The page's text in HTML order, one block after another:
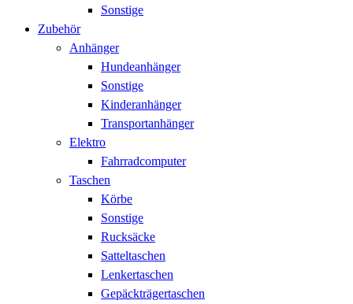
Sonstige
Zubehör
Anhänger
Hundeanhänger
Sonstige
Kinderanhänger
Transportanhänger
Elektro
Fahrradcomputer
Taschen
Körbe
Sonstige
Rucksäcke
Satteltaschen
Lenkertaschen
Gepäckträgertaschen